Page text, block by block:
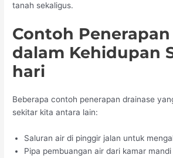
tanah sekaligus.
Contoh
dalam Kehidupan
hari
Beberapa contoh penerapan drainase
sekitar kita antara lain:
Saluran air di pinggir jalan untuk
Pipa pembuangan air dari kamar